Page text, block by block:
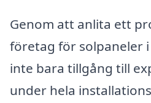
Genom att anlita ett
företag för solpaneler
inte bara tillgång till
under hela